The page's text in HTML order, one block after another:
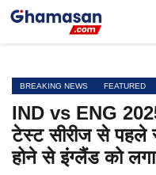
Skip
BREAKING NEWS FEATURED
IND vs ENG
टेस्ट सीरीज से पहले
होने से इंग्लैंड को